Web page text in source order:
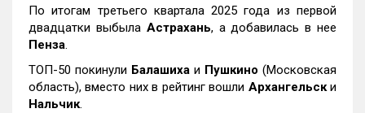
По итогам третьего квартала 2025 года из первой
двадцатки выбыла Астрахань, а добавилась в нее
Пенза.
ТОП-50 покинули Балашиха и Пушкино (Московская
область), вместо них в рейтинг вошли Архангельски
Нальчик.